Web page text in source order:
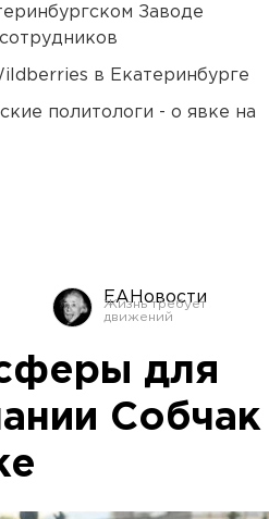
Заводе
в Екатеринбурге
политологи - о явке на
ЕАНовости
для
Собчак